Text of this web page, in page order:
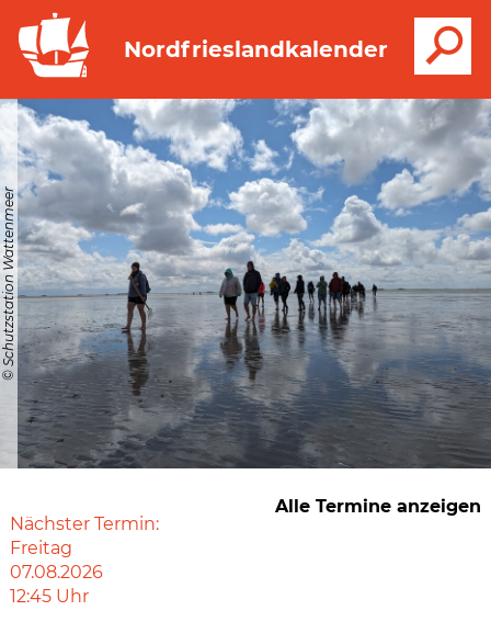
Nordfrieslandkalender
© Schutzstation Wattenmeer
Nächster Termin:
Freitag
07.08.2026
12:45 Uhr
Alle Termine anzeigen